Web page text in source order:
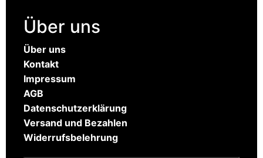
Über uns
Über uns
Kontakt
Impressum
AGB
Datenschutzerklärung
Versand und Bezahlen
Widerrufsbelehrung